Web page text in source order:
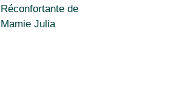
Réconfortante de
Mamie Julia